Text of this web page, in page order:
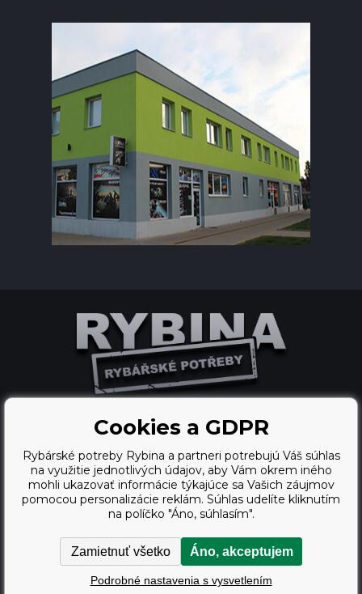
Copyright © 2009 - 2026,
Rybárské potreby Rybina
Ecommerce solutions
BINARGON.cz
webdesign
Vortex Vision.cz
Cookies a GDPR
Rybárské potreby Rybina a partneri potrebujú Váš súhlas
na využitie jednotlivých údajov, aby Vám okrem iného
mohli ukazovať informácie týkajúce sa Vašich záujmov
pomocou personalizácie reklám. Súhlas udelíte kliknutím
na políčko "Áno, súhlasím".
Zamietnuť všetko Áno, akceptujem
Podrobné nastavenia s vysvetlením